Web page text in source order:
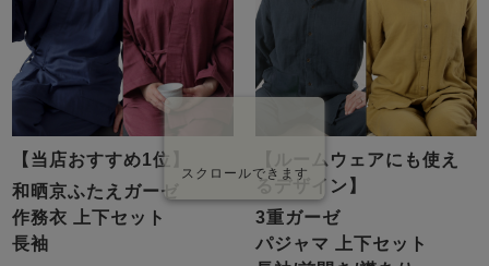
スクロールできます
【当店おすすめ1位】
和晒京ふたえガーゼ
作務衣 上下セット
長袖
【ルームウェアにも使え
るデザイン】
3重ガーゼ
パジャマ 上下セット